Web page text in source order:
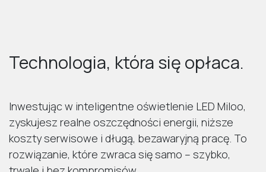
Technologia, która się opłaca.
Inwestując w inteligentne oświetlenie LED Miloo,
zyskujesz realne oszczędności energii, niższe
koszty serwisowe i długą, bezawaryjną pracę. To
rozwiązanie, które zwraca się samo – szybko,